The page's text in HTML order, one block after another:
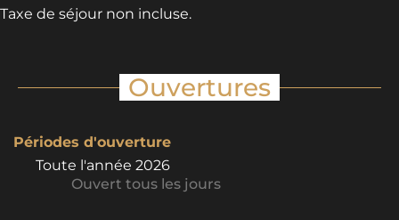
Taxe de séjour non incluse.
Ouvertures
Périodes d'ouverture
Toute l'année 2026
Ouvert tous les jours